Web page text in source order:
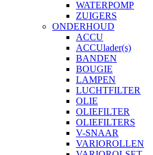
WATERPOMP
ZUIGERS
ONDERHOUD
ACCU
ACCUlader(s)
BANDEN
BOUGIE
LAMPEN
LUCHTFILTER
OLIE
OLIEFILTER
OLIEFILTERS
V-SNAAR
VARIOROLLEN